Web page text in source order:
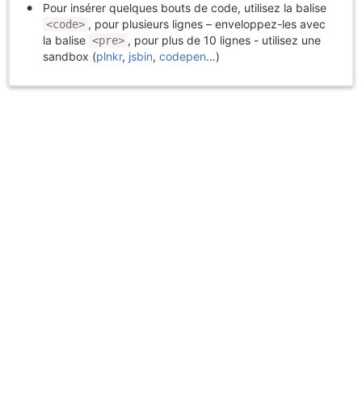
Pour insérer quelques bouts de code, utilisez la balise
<code> , pour plusieurs lignes – enveloppez-les avec
la balise <pre> , pour plus de 10 lignes - utilisez une
sandbox (plnkr, jsbin, codepen…)